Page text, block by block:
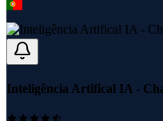
Inteligência Artifical IA -